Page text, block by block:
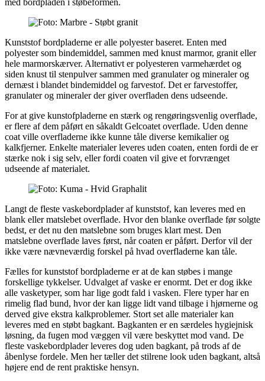
Kunststof bordpladerne er alle polyester baseret. Enten med
polyester som bindemiddel, sammen med knust marmor, granit eller
hele marmorskærver. Alternativt er polyesteren varmehærdet og
siden knust til stenpulver sammen med granulater og mineraler og
dernæst i blandet bindemiddel og farvestof. Det er farvestoffer,
granulater og mineraler der giver overfladen dens udseende.
For at give kunstofpladerne en stærk og rengøringsvenlig overflade,
er flere af dem påført en såkaldt Gelcoatet overflade. Uden denne
coat ville overfladerne ikke kunne tåle diverse kemikalier og
kalkfjerner. Enkelte materialer leveres uden coaten, enten fordi de er
stærke nok i sig selv, eller fordi coaten vil give et forvrænget
udseende af materialet.
Langt de fleste vaskebordplader af kunststof, kan leveres med en
blank eller matslebet overflade. Hvor den blanke overflade før solgte
bedst, er det nu den matslebne som bruges klart mest. Den
matslebne overflade laves først, når coaten er påført. Derfor vil der
ikke være nævneværdig forskel på hvad overfladerne kan tåle.
Fælles for kunststof bordpladerne er at de kan støbes i mange
forskellige tykkelser. Udvalget af vaske er enormt. Det er dog ikke
alle vasketyper, som har lige godt fald i vasken. Flere typer har en
rimelig flad bund, hvor der kan ligge lidt vand tilbage i hjørnerne og
derved give ekstra kalkproblemer. Stort set alle materialer kan
leveres med en støbt bagkant. Bagkanten er en særdeles hygiejnisk
løsning, da fugen mod væggen vil være beskyttet mod vand. De
fleste vaskebordplader leveres dog uden bagkant, på trods af de
åbenlyse fordele. Men her tæller det stilrene look uden bagkant, altså
højere end de rent praktiske hensyn.